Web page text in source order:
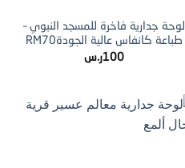
لوحة جدارية فاخرة للمسجد النبوي –
طباعة كانفاس عالية الجودةRM70
100ر.س